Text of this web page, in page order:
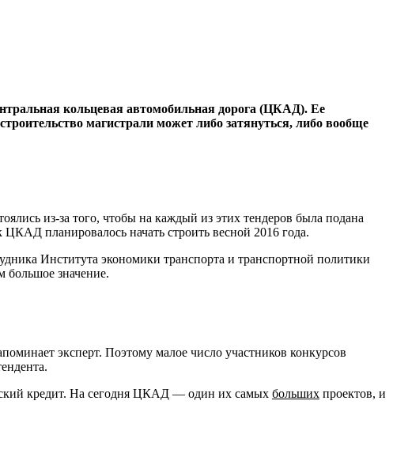
кольцевая автомобильная дорога (ЦКАД). Ее
строительство магистрали может либо затянуться, либо вообще
из-за того, чтобы на каждый из этих тендеров была подана
ЦКАД планировалось начать строить весной 2016 года.
Института экономики транспорта и транспортной политики
большое значение.
эксперт. Поэтому малое число участников конкурсов
кредит. На сегодня ЦКАД — один их самых больших проектов, и